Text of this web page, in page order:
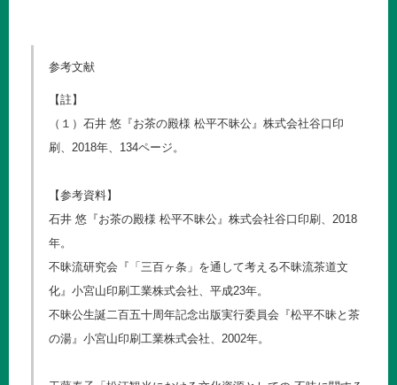
参考文献
【註】
（１）石井 悠『お茶の殿様 松平不昧公』株式会社谷口印
刷、2018年、134ページ。
【参考資料】
石井 悠『お茶の殿様 松平不昧公』株式会社谷口印刷、2018
年。
不昧流研究会『「三百ヶ条」を通して考える不昧流茶道文
化』小宮山印刷工業株式会社、平成23年。
不昧公生誕二百五十周年記念出版実行委員会『松平不昧と茶
の湯』小宮山印刷工業株式会社、2002年。